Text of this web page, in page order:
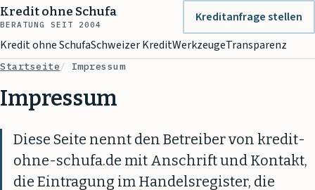
Kredit ohne Schufa
BERATUNG SEIT 2004
Kredit ohne SchufaSchweizer KreditWerkzeugeTransparenz
Kreditanfrage stellen
Startseite Impressum
Impressum
Diese Seite nennt den Betreiber von kredit-
ohne-schufa.de mit Anschrift und Kontakt,
die Eintragung im Handelsregister, die